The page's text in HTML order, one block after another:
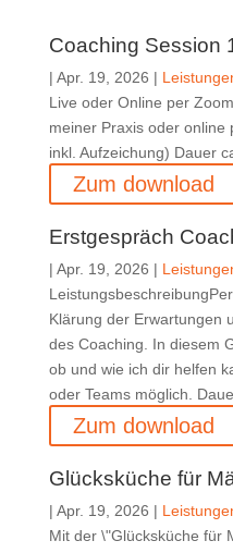
Coaching Session
| Apr. 19, 2026 |
Live oder Online per
meiner Praxis oder online
inkl. Aufzeichung) Dauer
Zum download
Erstgespräch
| Apr. 19, 2026 |
Klärung der Erwartungen
des Coaching. In diesem
ob und wie ich dir helfen
oder Teams möglich.
Zum download
Glücksküche für
| Apr. 19, 2026 |
Mit der \"Glücksküche für